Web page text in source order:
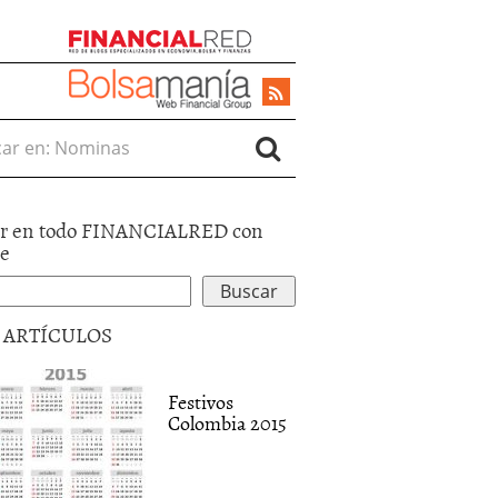
en:
en todo FINANCIALRED con
ARTÍCULOS
Festivos
Colombia 2015